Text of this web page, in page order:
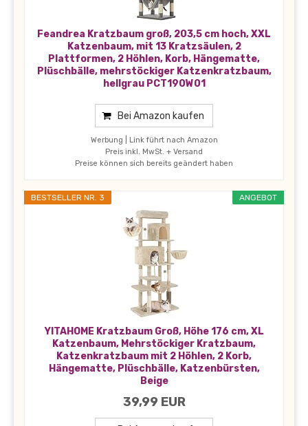
Feandrea Kratzbaum groß, 203,5 cm hoch, XXL
Katzenbaum, mit 13 Kratzsäulen, 2
Plattformen, 2 Höhlen, Korb, Hängematte,
Plüschbälle, mehrstöckiger Katzenkratzbaum,
hellgrau PCT190W01
Bei Amazon kaufen
Werbung | Link führt nach Amazon
Preis inkl. MwSt. + Versand
Preise können sich bereits geändert haben
ANGEBOT
BESTSELLER NR. 3
YITAHOME Kratzbaum Groß, Höhe 176 cm, XL
Katzenbaum, Mehrstöckiger Kratzbaum,
Katzenkratzbaum mit 2 Höhlen, 2 Korb,
Hängematte, Plüschbälle, Katzenbürsten,
Beige
39,99 EUR